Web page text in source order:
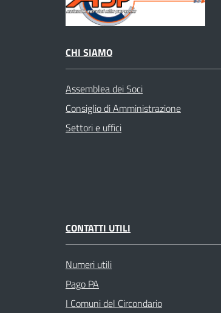
CHI SIAMO
Assemblea dei Soci
Consiglio di Amministrazione
Settori e uffici
CONTATTI UTILI
Numeri utili
Pago PA
I Comuni del Circondario